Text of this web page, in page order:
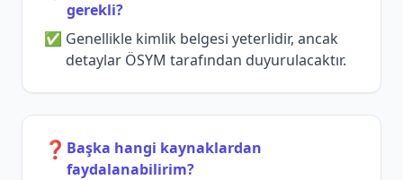
gerekli?
Genellikle kimlik belgesi yeterlidir, ancak
detaylar ÖSYM tarafından duyurulacaktır.
❓ Başka hangi kaynaklardan
faydalanabilirim?